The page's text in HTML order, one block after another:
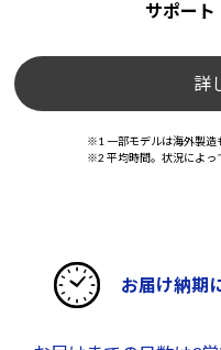
サポート
詳
※1 一部モデルは海外製造
※2 平均時間。状況によっ
お届け納期